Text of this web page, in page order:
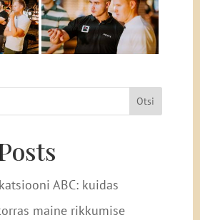
Otsi
ABC: kuidas
maine rikkumise